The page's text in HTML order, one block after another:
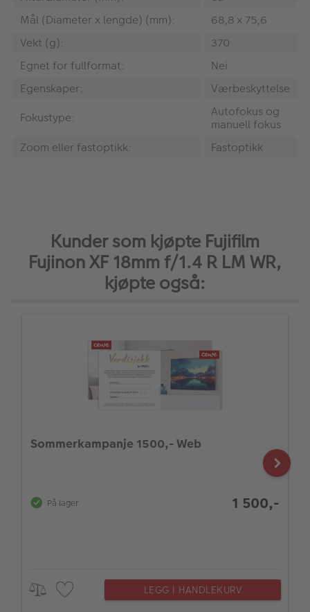
Mål (Diameter x lengde) (mm):
68,8 x 75,6
Vekt (g):
370
Egnet for fullformat:
Nei
Egenskaper:
Værbeskyttelse
Fokustype:
Autofokus og
manuell fokus
Zoom eller fastoptikk:
Fastoptikk
Kunder som kjøpte Fujifilm
Fujinon XF 18mm f/1.4 R LM WR,
kjøpte også:
Sommerkampanje 1500,- Web
På lager 1 500,-
LEGG I HANDLEKURV